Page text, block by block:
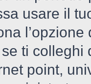
usare il
ti
point,